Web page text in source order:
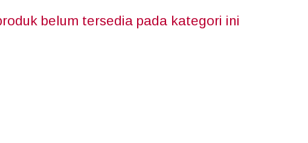
belum tersedia pada kategori ini